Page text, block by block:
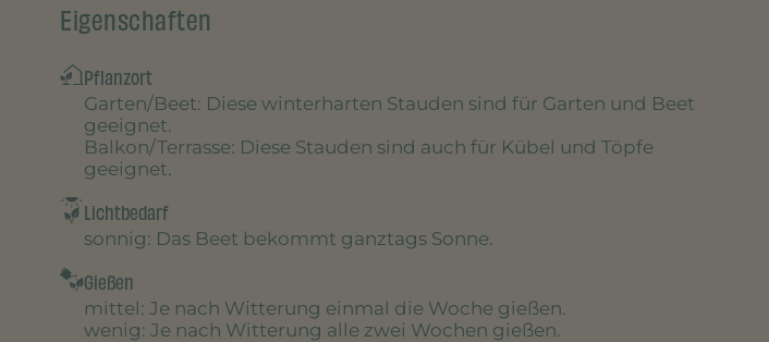
Eigenschaften
Pflanzort
Garten/Beet: Diese winterharten Stauden sind für Garten und Beet
geeignet.
Balkon/Terrasse: Diese Stauden sind auch für Kübel und Töpfe
geeignet.
Lichtbedarf
sonnig: Das Beet bekommt ganztags Sonne.
Gießen
mittel : Je nach Witterung einmal die Woche gießen.
wenig: Je nach Witterung alle zwei Wochen gießen.